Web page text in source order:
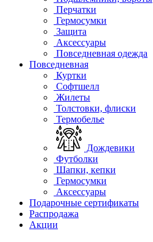
Перчатки
Гермосумки
Защита
Аксессуары
Повседневная одежда
Повседневная
Куртки
Софтшелл
Жилеты
Толстовки, флиски
Термобелье
Дождевики
Футболки
Шапки, кепки
Гермосумки
Аксессуары
Подарочные сертификаты
Распродажа
Акции